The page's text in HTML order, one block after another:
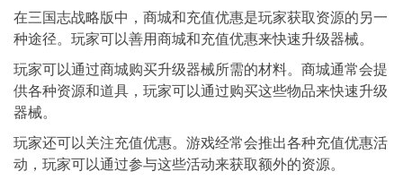
在三国志战略版中，商城和充值优惠是玩家获取资源的另一
种途径。玩家可以善用商城和充值优惠来快速升级器械。
玩家可以通过商城购买升级器械所需的材料。商城通常会提
供各种资源和道具，玩家可以通过购买这些物品来快速升级
器械。
玩家还可以关注充值优惠。游戏经常会推出各种充值优惠活
动，玩家可以通过参与这些活动来获取额外的资源。